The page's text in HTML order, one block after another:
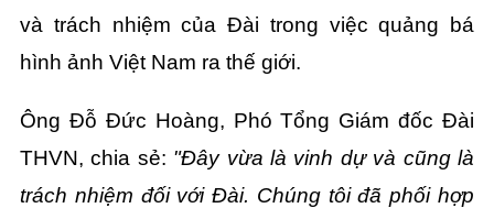
và trách nhiệm của Đài trong việc quảng bá
hình ảnh Việt Nam ra thế giới.
Ông Đỗ Đức Hoàng, Phó Tổng Giám đốc Đài
THVN, chia sẻ: "Đây vừa là vinh dự và cũng là
trách nhiệm đối với Đài. Chúng tôi đã phối hợp